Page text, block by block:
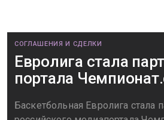
СОГЛАШЕНИЯ И СДЕЛКИ
Евролига стала
портала
Баскетбольная Евролига стала